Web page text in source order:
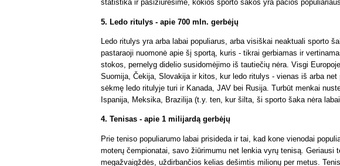
statistika ir pasižiūrėsime, kokios sporto šakos yra pačios
5. Ledo ritulys - apie 700 mln. gerbėjų
Ledo ritulys yra arba labai populiarus, arba visiškai neaktuali sporto
pastaraoji nuomonė apie šį sportą, kuris - tikrai gerbiamas ir
stokos, pernelyg didelio susidomėjimo iš tautiečių nėra. Visgi
Suomija, Čekija, Slovakija ir kitos, kur ledo ritulys - vienas iš arba
sėkmę ledo ritulyje turi ir Kanada, JAV bei Rusija. Turbūt menkai
Ispanija, Meksika, Brazilija (t.y. ten, kur šilta, ši sporto šaka nėra
4. Tenisas - apie 1 milijardą gerbėjų
Prie teniso populiarumo labai prisideda ir tai, kad kone vienodai
moterų čempionatai, savo žiūrimumu net lenkia vyrų tenisą. Geriausi
megažvaigždės, uždirbančios kelias dešimtis milionų per metus.